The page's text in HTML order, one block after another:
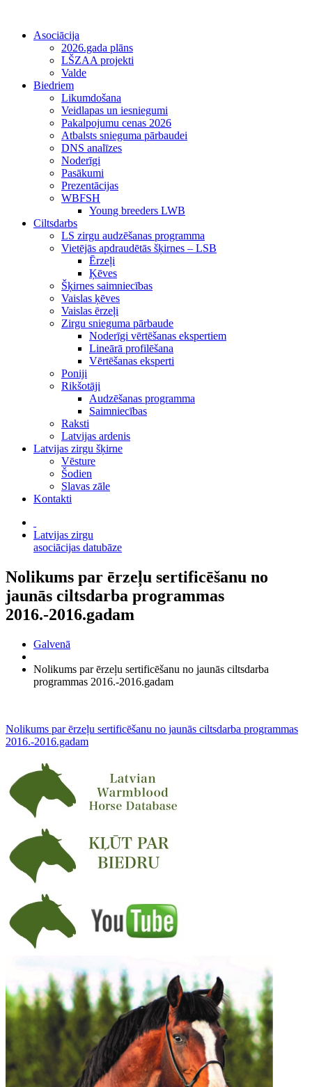
Asociācija
2026.gada plāns
LŠZAA projekti
Valde
Biedriem
Likumdošana
Veidlapas un iesniegumi
Pakalpojumu cenas 2026
Atbalsts snieguma pārbaudei
DNS analīzes
Noderīgi
Pasākumi
Prezentācijas
WBFSH
Young breeders LWB
Ciltsdarbs
LS zirgu audzēšanas programma
Vietējās apdraudētās šķirnes – LSB
Ērzeļi
Ķēves
Šķirnes saimniecības
Vaislas ķēves
Vaislas ērzeļi
Zirgu snieguma pārbaude
Noderīgi vērtēšanas ekspertiem
Lineārā profilēšana
Vērtēšanas eksperti
Poniji
Rikšotāji
Audzēšanas programma
Saimniecības
Raksti
Latvijas ardenis
Latvijas zirgu šķirne
Vēsture
Šodien
Slavas zāle
Kontakti
Latvijas zirgu
asociācijas datubāze
Nolikums par ērzeļu sertificēšanu no
jaunās ciltsdarba programmas
2016.-2016.gadam
Galvenā
Nolikums par ērzeļu sertificēšanu no jaunās ciltsdarba
programmas 2016.-2016.gadam
Nolikums par ērzeļu sertificēšanu no jaunās ciltsdarba programmas
2016.-2016.gadam